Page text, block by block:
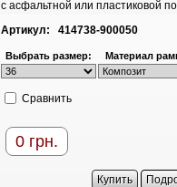
с асфальтной или пластиковой
Артикул:
414738-900050
Выбрать размер: Материал
Cравнить
0 грн.
Купить